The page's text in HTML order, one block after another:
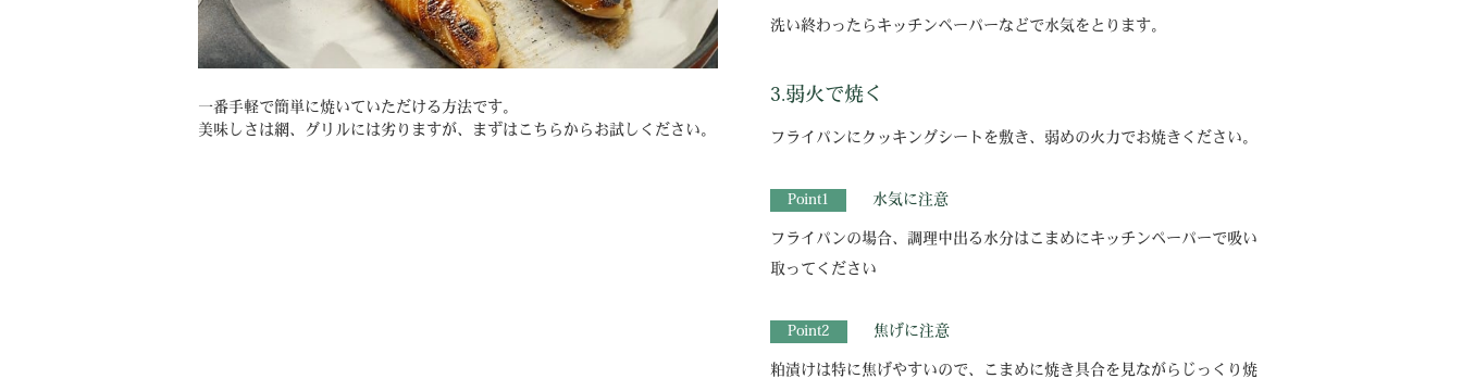
一番手軽で簡単に焼いていただける方法です。
美味しさは網、グリルには劣りますが、まずはこちらからお試しください。
洗い終わったらキッチンペーパーなどで水気をとります。
3.弱火で焼く
フライパンにクッキングシートを敷き、弱めの火力でお焼きください。
Point1 水気に注意
フライパンの場合、調理中出る水分はこまめにキッチンペーパーで吸い
取ってください
Point2 焦げに注意
粕漬けは特に焦げやすいので、こまめに焼き具合を見ながらじっくり焼